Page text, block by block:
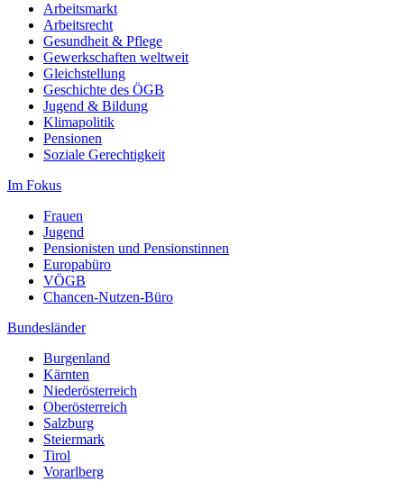
Arbeitsmarkt
Arbeitsrecht
Gesundheit & Pflege
Gewerkschaften weltweit
Gleichstellung
Geschichte des ÖGB
Jugend & Bildung
Klimapolitik
Pensionen
Soziale Gerechtigkeit
Im Fokus
Frauen
Jugend
Pensionisten und Pensionstinnen
Europabüro
VÖGB
Chancen-Nutzen-Büro
Bundesländer
Burgenland
Kärnten
Niederösterreich
Oberösterreich
Salzburg
Steiermark
Tirol
Vorarlberg